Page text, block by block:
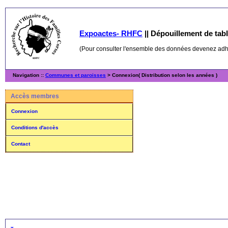
Expoactes- RHFC || Dépouillement de
(Pour consulter l'ensemble des données devenez
Navigation :: Communes et paroisses > Connexion( Distribution selon les années )
Accès membres
Connexion
Conditions d'accès
Contact